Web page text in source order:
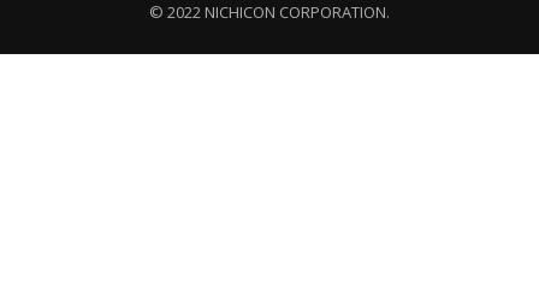
© 2022 NICHICON CORPORATION.